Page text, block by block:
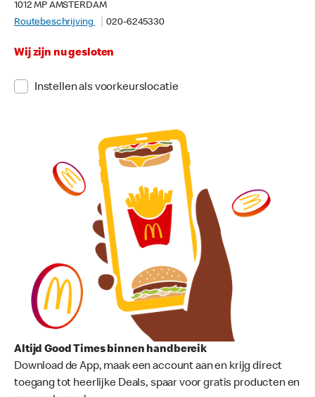
1012 MP AMSTERDAM
Routebeschrijving
020-6245330
Wij zijn nu gesloten
Instellen als voorkeurslocatie
Altijd Good Times binnen handbereik
Download de App, maak een account aan en krijg direct
toegang tot heerlijke Deals, spaar voor gratis producten en